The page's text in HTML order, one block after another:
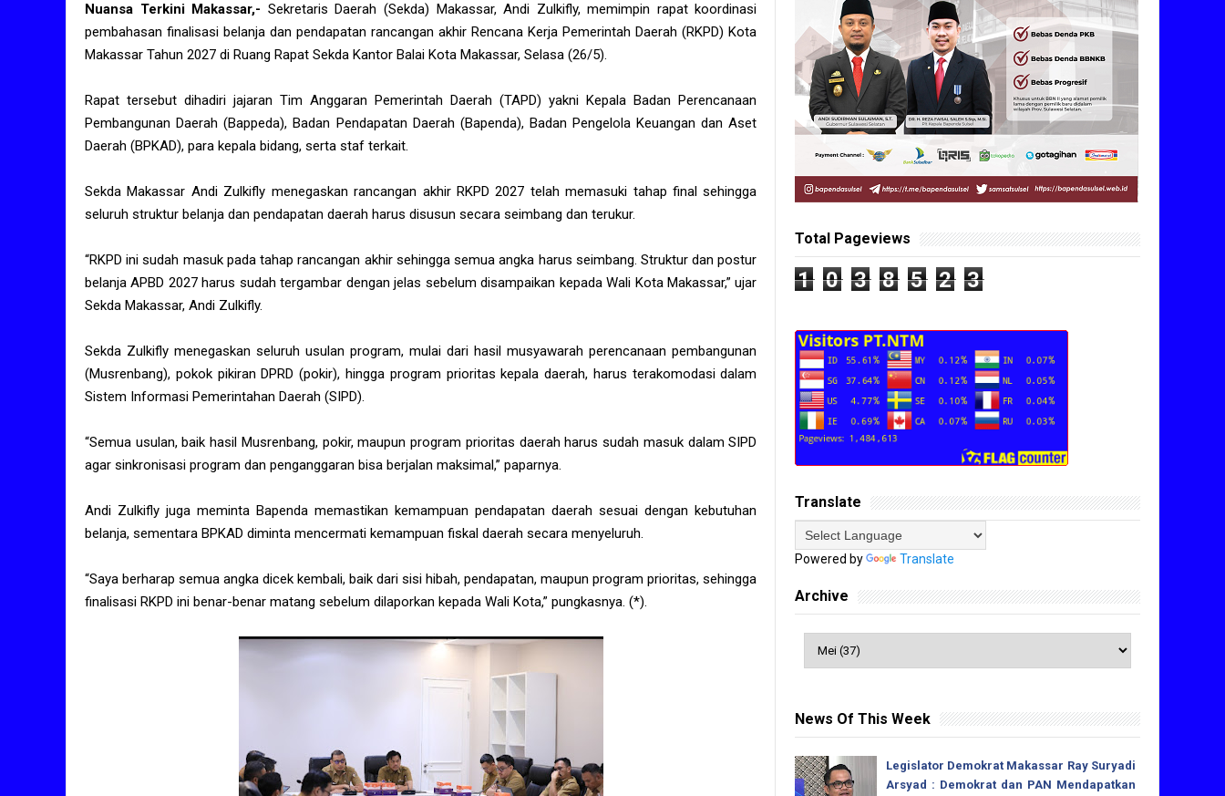
Nuansa Terkini Makassar,- Sekretaris Daerah (Sekda) Makassar, Andi Zulkifly, memimpin rapat koordinasi
pembahasan finalisasi belanja dan pendapatan rancangan akhir Rencana Kerja Pemerintah Daerah (RKPD) Kota
Makassar Tahun 2027 di Ruang Rapat Sekda Kantor Balai Kota Makassar, Selasa (26/5).
Rapat tersebut dihadiri jajaran Tim Anggaran Pemerintah Daerah (TAPD) yakni Kepala Badan Perencanaan
Pembangunan Daerah (Bappeda), Badan Pendapatan Daerah (Bapenda), Badan Pengelola Keuangan dan Aset
Daerah (BPKAD), para kepala bidang, serta staf terkait.
Sekda Makassar Andi Zulkifly menegaskan rancangan akhir RKPD 2027 telah memasuki tahap final sehingga
seluruh struktur belanja dan pendapatan daerah harus disusun secara seimbang dan terukur.
“RKPD ini sudah masuk pada tahap rancangan akhir sehingga semua angka harus seimbang. Struktur dan postur
belanja APBD 2027 harus sudah tergambar dengan jelas sebelum disampaikan kepada Wali Kota Makassar,” ujar
Sekda Makassar, Andi Zulkifly.
Sekda Zulkifly menegaskan seluruh usulan program, mulai dari hasil musyawarah perencanaan pembangunan
(Musrenbang), pokok pikiran DPRD (pokir), hingga program prioritas kepala daerah, harus terakomodasi dalam
Sistem Informasi Pemerintahan Daerah (SIPD).
“Semua usulan, baik hasil Musrenbang, pokir, maupun program prioritas daerah harus sudah masuk dalam SIPD
agar sinkronisasi program dan penganggaran bisa berjalan maksimal,” paparnya.
Andi Zulkifly juga meminta Bapenda memastikan kemampuan pendapatan daerah sesuai dengan kebutuhan
belanja, sementara BPKAD diminta mencermati kemampuan fiskal daerah secara menyeluruh.
“Saya berharap semua angka dicek kembali, baik dari sisi hibah, pendapatan, maupun program prioritas, sehingga
finalisasi RKPD ini benar-benar matang sebelum dilaporkan kepada Wali Kota,” pungkasnya. (*).
Total Pageviews
1 0 3 8 5 2 3
Translate
Powered by Translate
Archive
News Of This Week
Legislator Demokrat Makassar Ray Suryadi
Arsyad : Demokrat dan PAN Mendapatkan